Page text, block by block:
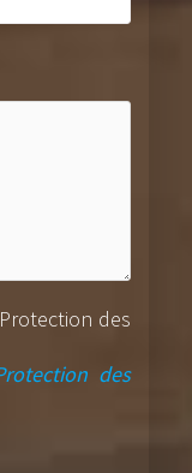
des
des